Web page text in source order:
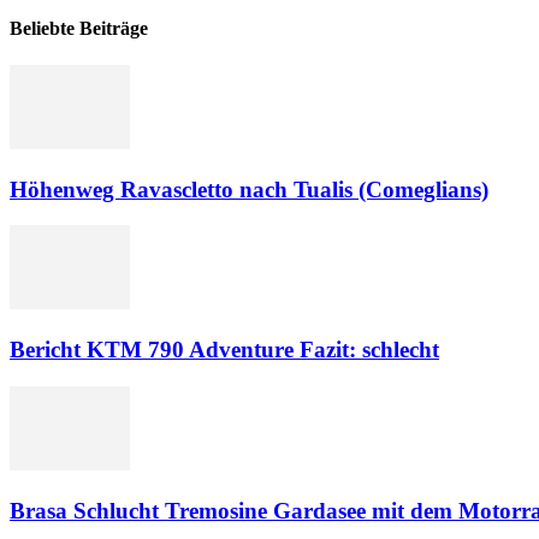
Beliebte Beiträge
Höhenweg Ravascletto nach Tualis (Comeglians)
Bericht KTM 790 Adventure Fazit: schlecht
Brasa Schlucht Tremosine Gardasee mit dem